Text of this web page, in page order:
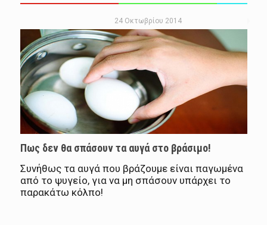
24 Οκτωβρίου 2014
Πως δεν θα σπάσουν τα αυγά στο βράσιμο!
Συνήθως τα αυγά που βράζουμε είναι παγωμένα
από το ψυγείο, για να μη σπάσουν υπάρχει το
παρακάτω κόλπο!